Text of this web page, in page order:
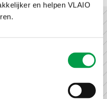
en helpen VLAIO
(Gent) - i.s.m.